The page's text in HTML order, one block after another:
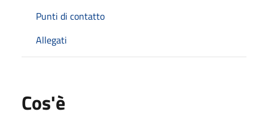
Punti di contatto
Allegati
Cos'è